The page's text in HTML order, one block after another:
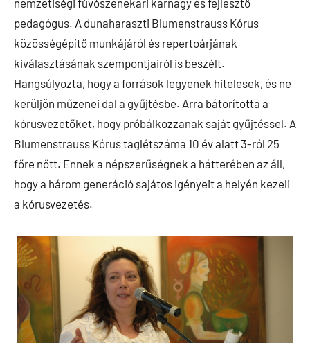
nemzetiségi fúvószenekari karnagy és fejlesztő
pedagógus. A dunaharaszti Blumenstrauss Kórus
közösségépítő munkájáról és repertoárjának
kiválasztásának szempontjairól is beszélt.
Hangsúlyozta, hogy a források legyenek hitelesek, és ne
kerüljön műzenei dal a gyűjtésbe. Arra bátorította a
kórusvezetőket, hogy próbálkozzanak saját gyűjtéssel. A
Blumenstrauss Kórus taglétszáma 10 év alatt 3-ról 25
főre nőtt. Ennek a népszerűségnek a hátterében az áll,
hogy a három generáció sajátos igényeit a helyén kezeli
a kórusvezetés.